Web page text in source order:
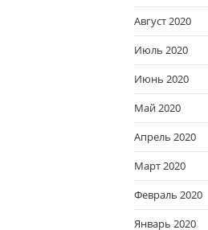
Август 2020
Июль 2020
Июнь 2020
Май 2020
Апрель 2020
Март 2020
Февраль 2020
Январь 2020